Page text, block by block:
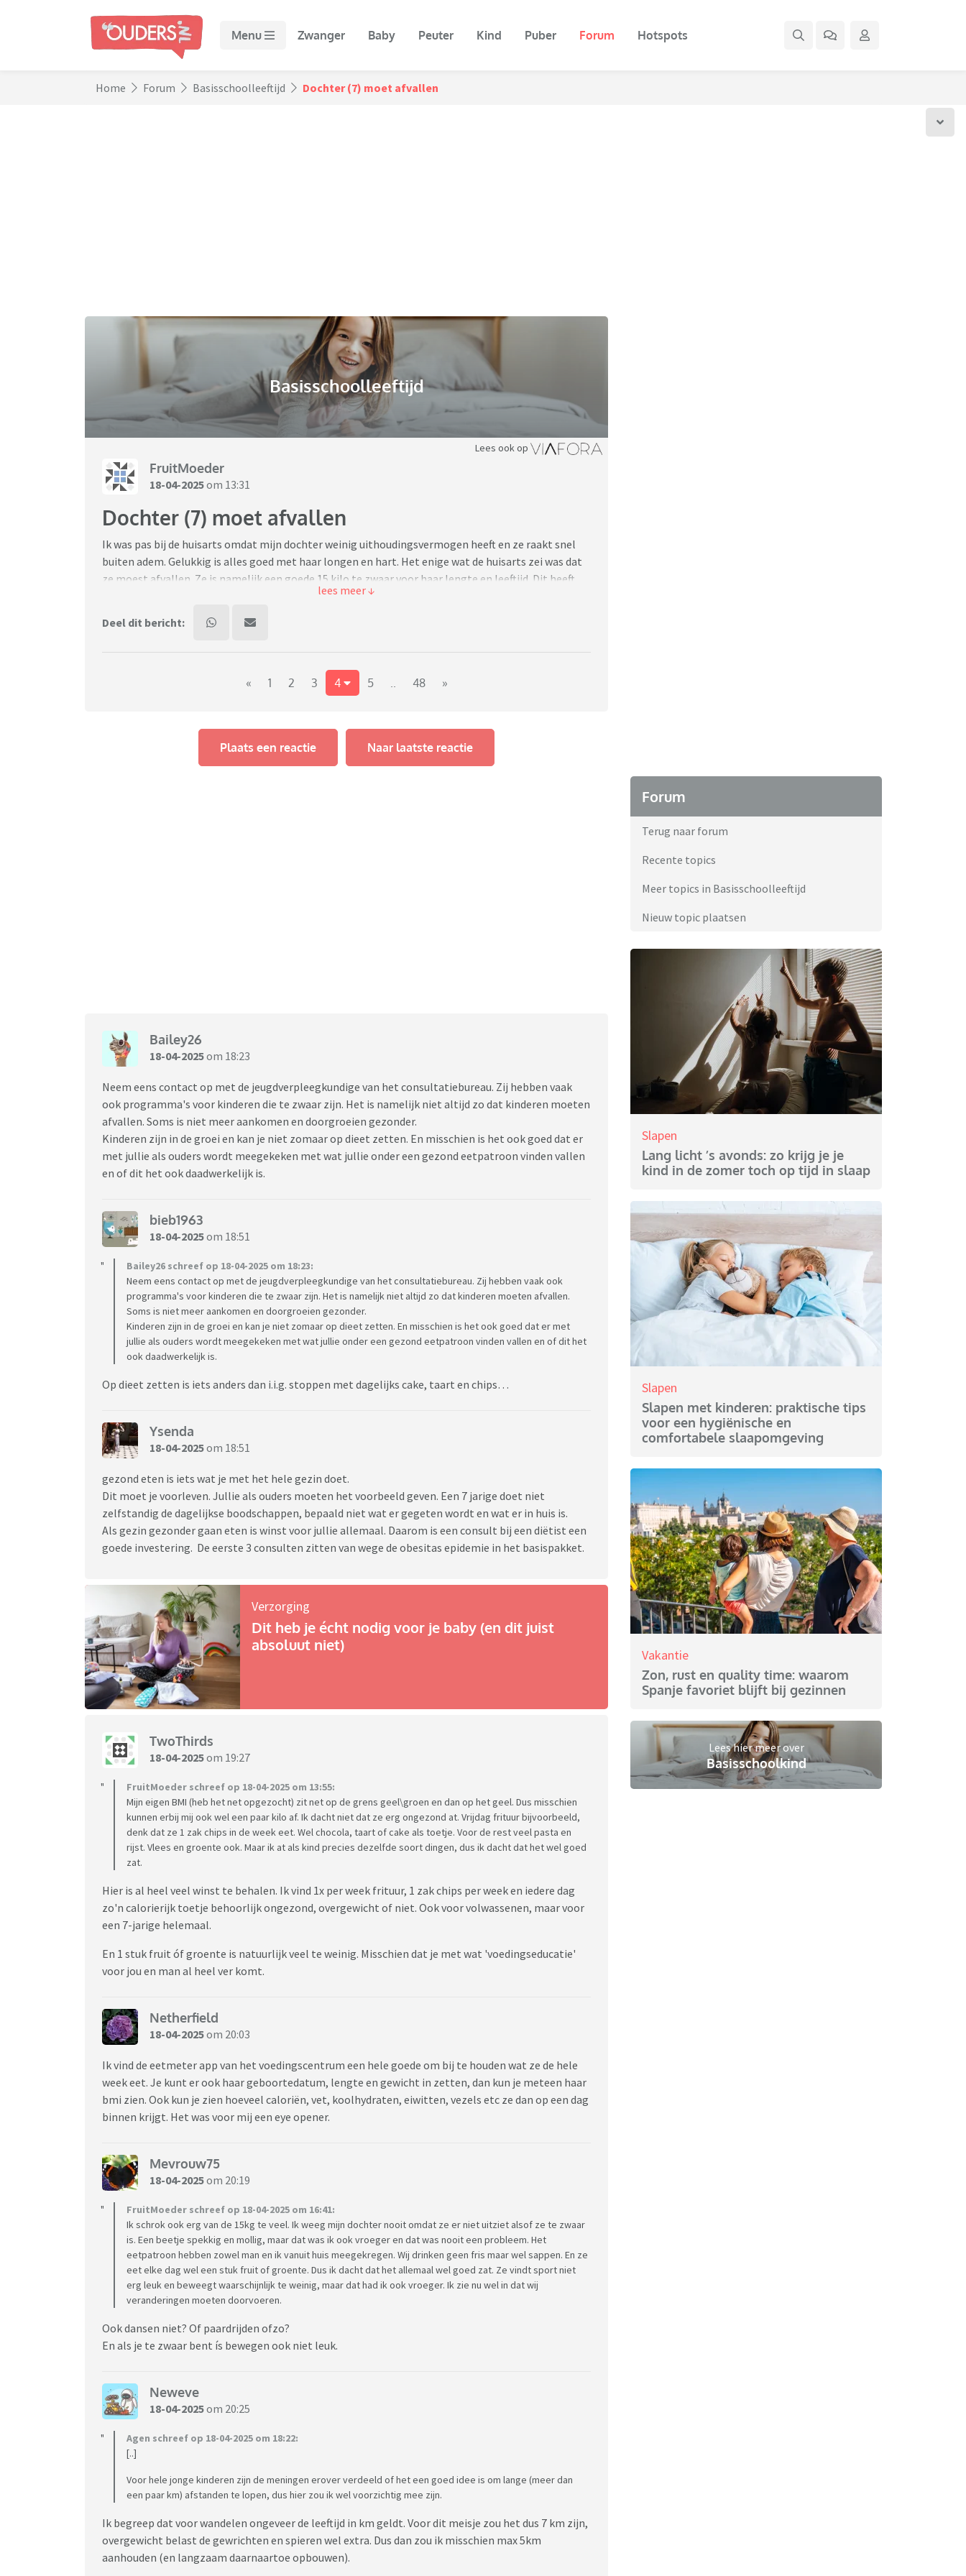
Menu Zwanger Baby Peuter Kind Puber Forum Hotspots
Home Forum Basisschoolleeftijd Dochter (7) moet afvallen
Basisschoolleeftijd
Lees ook op
FruitMoeder
18-04-2025om 13:31
Dochter (7) moet afvallen
Ik was pas bij de huisarts omdat mijn dochter weinig uithoudingsvermogen heeft en ze raakt snel
buiten adem. Gelukkig is alles goed met haar longen en hart. Het enige wat de huisarts zei was dat
ze moest afvallen. Ze is namelijk een goede 15 kilo te zwaar voor haar lengte en leeftijd. Dit heeft
die alleen tegen mij verteld en niet tegen mijn dochter. Ik schrok hier best van. Want mijn dochter is
wil een afspraak maken met de dietiste, maar ik wil ook niet dat mijn dochter een eetstoornis
Deel dit bericht:
« 1 2 3 4 5 .. 48 »
Plaats een reactie Naar laatste reactie
Bailey26
18-04-2025om 18:23
Neem eens contact op met de jeugdverpleegkundige van het consultatiebureau. Zij hebben vaak
ook programma's voor kinderen die te zwaar zijn. Het is namelijk niet altijd zo dat kinderen moeten
afvallen. Soms is niet meer aankomen en doorgroeien gezonder.
Kinderen zijn in de groei en kan je niet zomaar op dieet zetten. En misschien is het ook goed dat er
met jullie als ouders wordt meegekeken met wat jullie onder een gezond eetpatroon vinden vallen
en of dit het ook daadwerkelijk is.
bieb1963
18-04-2025om 18:51
Bailey26 schreef op 18-04-2025 om 18:23:
Neem eens contact op met de jeugdverpleegkundige van het consultatiebureau. Zij hebben vaak ook
programma's voor kinderen die te zwaar zijn. Het is namelijk niet altijd zo dat kinderen moeten afvallen.
Soms is niet meer aankomen en doorgroeien gezonder.
Kinderen zijn in de groei en kan je niet zomaar op dieet zetten. En misschien is het ook goed dat er met
jullie als ouders wordt meegekeken met wat jullie onder een gezond eetpatroon vinden vallen en of dit het
ook daadwerkelijk is.
Op dieet zetten is iets anders dan i.i.g. stoppen met dagelijks cake, taart en chips…
Ysenda
18-04-2025om 18:51
gezond eten is iets wat je met het hele gezin doet.
Dit moet je voorleven. Jullie als ouders moeten het voorbeeld geven. Een 7 jarige doet niet
zelfstandig de dagelijkse boodschappen, bepaald niet wat er gegeten wordt en wat er in huis is.
Als gezin gezonder gaan eten is winst voor jullie allemaal. Daarom is een consult bij een diëtist een
goede investering. De eerste 3 consulten zitten van wege de obesitas epidemie in het basispakket.
Verzorging
Dit heb je écht nodig voor je baby (en dit juist
absoluut niet)
TwoThirds
18-04-2025om 19:27
FruitMoeder schreef op 18-04-2025 om 13:55:
Mijn eigen BMI (heb het net opgezocht) zit net op de grens geel\groen en dan op het geel. Dus misschien
kunnen erbij mij ook wel een paar kilo af. Ik dacht niet dat ze erg ongezond at. Vrijdag frituur bijvoorbeeld,
denk dat ze 1 zak chips in de week eet. Wel chocola, taart of cake als toetje. Voor de rest veel pasta en
rijst. Vlees en groente ook. Maar ik at als kind precies dezelfde soort dingen, dus ik dacht dat het wel goed
zat.
Hier is al heel veel winst te behalen. Ik vind 1x per week frituur, 1 zak chips per week en iedere dag
zo'n calorierijk toetje behoorlijk ongezond, overgewicht of niet. Ook voor volwassenen, maar voor
een 7-jarige helemaal.
En 1 stuk fruit óf groente is natuurlijk veel te weinig. Misschien dat je met wat 'voedingseducatie'
voor jou en man al heel ver komt.
Netherfield
18-04-2025om 20:03
Ik vind de eetmeter app van het voedingscentrum een hele goede om bij te houden wat ze de hele
week eet. Je kunt er ook haar geboortedatum, lengte en gewicht in zetten, dan kun je meteen haar
bmi zien. Ook kun je zien hoeveel caloriën, vet, koolhydraten, eiwitten, vezels etc ze dan op een dag
binnen krijgt. Het was voor mij een eye opener.
Mevrouw75
18-04-2025om 20:19
FruitMoeder schreef op 18-04-2025 om 16:41:
Ik schrok ook erg van de 15kg te veel. Ik weeg mijn dochter nooit omdat ze er niet uitziet alsof ze te zwaar
is. Een beetje spekkig en mollig, maar dat was ik ook vroeger en dat was nooit een probleem. Het
eetpatroon hebben zowel man en ik vanuit huis meegekregen. Wij drinken geen fris maar wel sappen. En ze
eet elke dag wel een stuk fruit of groente. Dus ik dacht dat het allemaal wel goed zat. Ze vindt sport niet
erg leuk en beweegt waarschijnlijk te weinig, maar dat had ik ook vroeger. Ik zie nu wel in dat wij
veranderingen moeten doorvoeren.
Ook dansen niet? Of paardrijden ofzo?
En als je te zwaar bent ís bewegen ook niet leuk.
Neweve
18-04-2025om 20:25
Agen schreef op 18-04-2025 om 18:22:
[..]
Voor hele jonge kinderen zijn de meningen erover verdeeld of het een goed idee is om lange (meer dan
een paar km) afstanden te lopen, dus hier zou ik wel voorzichtig mee zijn.
Ik begreep dat voor wandelen ongeveer de leeftijd in km geldt. Voor dit meisje zou het dus 7 km zijn,
overgewicht belast de gewrichten en spieren wel extra. Dus dan zou ik misschien max 5km
aanhouden (en langzaam daarnaartoe opbouwen).
Forum
Terug naar forum
Recente topics
Meer topics in Basisschoolleeftijd
Nieuw topic plaatsen
Slapen
Lang licht ’s avonds: zo krijg je je
kind in de zomer toch op tijd in slaap
Slapen
Slapen met kinderen: praktische tips
voor een hygiënische en
comfortabele slaapomgeving
Vakantie
Zon, rust en quality time: waarom
Spanje favoriet blijft bij gezinnen
Lees hier meer over
Basisschoolkind